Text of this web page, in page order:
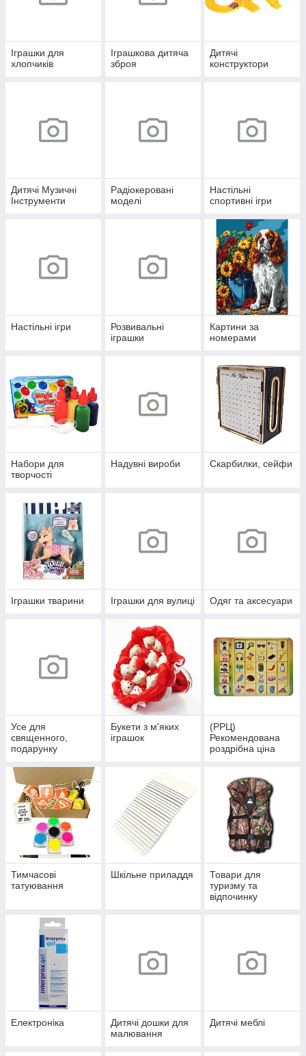
Іграшки для
хлопчиків
Іграшкова дитяча
зброя
Дитячі
конструктори
Дитячі Музичні
Інструменти
Радіокеровані
моделі
Настільні
спортивні ігри
Настільні ігри
Розвивальні
іграшки
Картини за
номерами
Набори для
творчості
Надувні вироби Скарбилки, сейфи
Іграшки тварини Іграшки для вулиці Одяг та аксесуари
Усе для
священного,
подарунку
Букети з м'яких
іграшок
(РРЦ)
Рекомендована
роздрібна ціна
Тимчасові
татуювання
Шкільне приладдя
Товари для
туризму та
відпочинку
Електроніка
Дитячі дошки для
малювання
Дитячі меблі